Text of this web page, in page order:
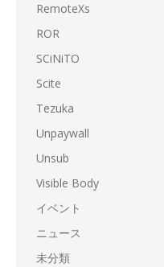
RemoteXs
ROR
SCiNiTO
Scite
Tezuka
Unpaywall
Unsub
Visible Body
イベント
ニュース
未分類